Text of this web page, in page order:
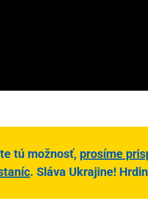
tú možnosť, prosíme
. Sláva Ukrajine!